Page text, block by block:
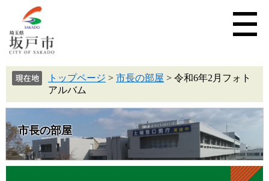
トップページ > 市長の部屋 > 令和6年2月フォト
アルバム
市長の部屋